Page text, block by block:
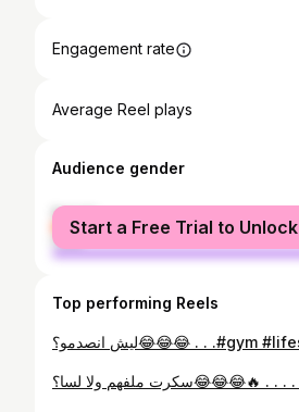
Engagement rate
Average Reel plays
Audience gender
female
male
Start a Free Trial to Unlock
Top performing Reels